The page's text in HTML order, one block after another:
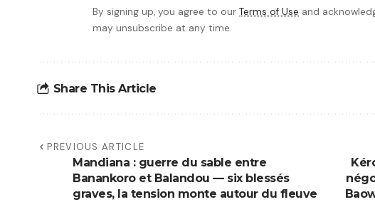
By signing up, you agree to our Terms of Use and
may unsubscribe at any time.
Share This Article
PREVIOUS ARTICLE
Mandiana : guerre du sable entre
Banankoro et Balandou — six blessés
graves, la tension monte autour du fleuve